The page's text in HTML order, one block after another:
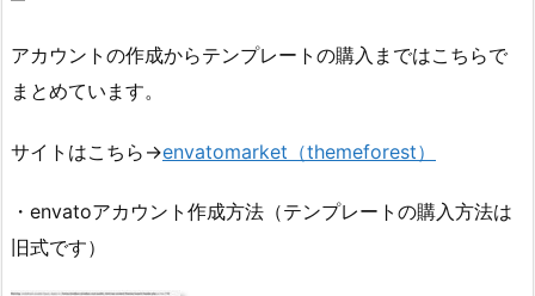
アカウントの作成からテンプレートの購入まではこちらで
まとめています。
サイトはこちら→envatomarket（themeforest）
・envatoアカウント作成方法（テンプレートの購入方法は
旧式です）